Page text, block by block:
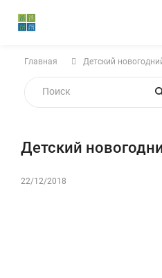
Главная Детский
Детский
22/12/2018